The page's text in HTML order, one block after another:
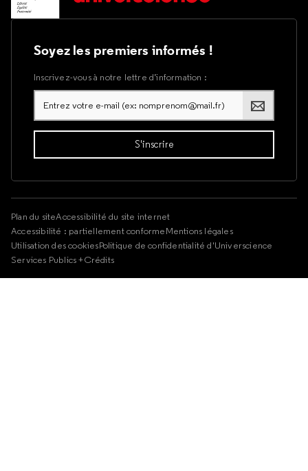
Soyez les premiers informés !
Inscrivez-vous à notre lettre d’information :
Plan du siteAccessibilité du site internet
Accessibilité : partiellement conformeMentions légales
Utilisation des cookiesPolitique de confidentialité d'Universcience
Services Publics +Crédits